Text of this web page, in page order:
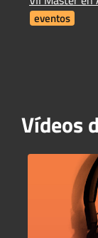
eventos
Vídeos